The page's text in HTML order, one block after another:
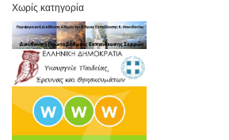
Χωρίς κατηγορία